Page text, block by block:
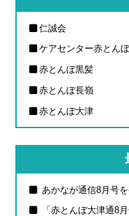
仁誠会
ケアセンター赤とん
赤とんぼ黒髪
赤とんぼ長嶺
赤とんぼ大津
あかなが通信8月号
「赤とんぼ大津通8